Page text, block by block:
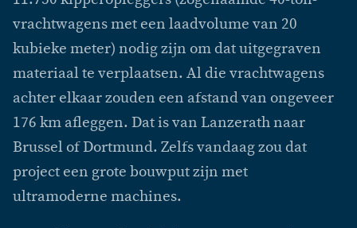
vrachtwagens met een laadvolume van 20
kubieke meter) nodig zijn om dat uitgegraven
materiaal te verplaatsen. Al die vrachtwagens
achter elkaar zouden een afstand van ongeveer
176 km afleggen. Dat is van Lanzerath naar
Brussel of Dortmund. Zelfs vandaag zou dat
project een grote bouwput zijn met
ultramoderne machines.